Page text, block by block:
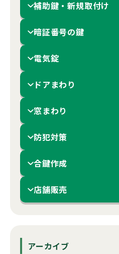
補助鍵・新規取付け
暗証番号の鍵
電気錠
ドアまわり
窓まわり
防犯対策
合鍵作成
店舗販売
アーカイブ